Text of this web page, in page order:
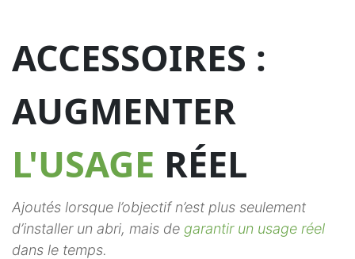
ACCESSOIRES :
AUGMENTER
L'USAGE RÉEL
Ajoutés lorsque l’objectif n’est plus seulement
d’installer un abri, mais de garantir un usage réel
dans le temps.